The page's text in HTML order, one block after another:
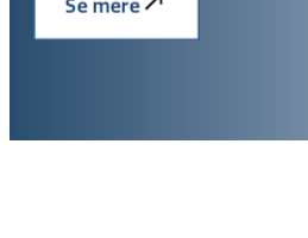
Se mere